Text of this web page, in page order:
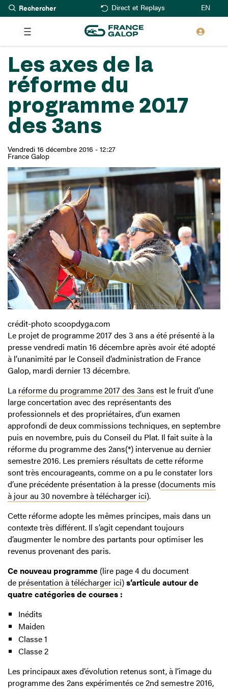
Aller
au
contenu
principal
Rechercher Direct et Replays EN
Les axes de la
réforme du
programme 2017
des 3ans
Vendredi 16 décembre 2016 - 12:27
France Galop
crédit-photo scoopdyga.com
Le projet de programme 2017 des 3 ans a été présenté à la
presse vendredi matin 16 décembre après avoir été adopté
à l’unanimité par le Conseil d’administration de France
Galop, mardi dernier 13 décembre.
La réforme du programme 2017 des 3ans est le fruit d’une
large concertation avec des représentants des
professionnels et des propriétaires, d’un examen
approfondi de deux commissions techniques, en septembre
puis en novembre, puis du Conseil du Plat. Il fait suite à la
réforme du programme des 2ans(*) intervenue au dernier
semestre 2016. Les premiers résultats de cette réforme
sont très encourageants, comme on a pu le constater lors
d’une précédente présentation à la presse (documents mis
à jour au 30 novembre à télécharger ici).
Cette réforme adopte les mêmes principes, mais dans un
contexte très différent. Il s’agit cependant toujours
d’augmenter le nombre des partants pour optimiser les
revenus provenant des paris.
Ce nouveau programme (lire page 4 du document
de présentation à télécharger ici)s’articule autour de
quatre catégories de courses :
Inédits
Maiden
Classe 1
Classe 2
Les principaux axes d’évolution retenus sont, à l’image du
programme des 2ans expérimentés ce 2nd semestre 2016,